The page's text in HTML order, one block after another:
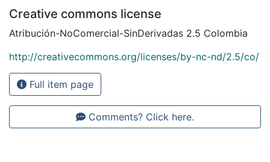
Creative commons license
Atribución-NoComercial-SinDerivadas 2.5 Colombia
http://creativecommons.org/licenses/by-nc-nd/2.5/co/
Full item page
Comments? Click here.